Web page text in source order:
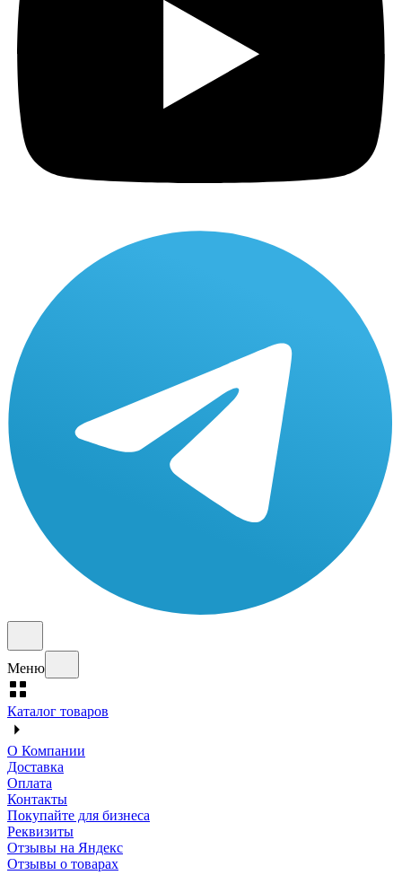
Меню
Каталог товаров
О Компании
Доставка
Оплата
Контакты
Покупайте для бизнеса
Реквизиты
Отзывы на Яндекс
Отзывы о товарах